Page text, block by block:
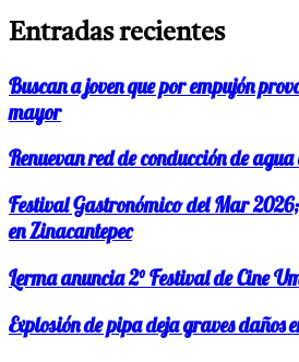
Entradas recientes
Buscan a joven que por empujón
mayor
Renuevan red de conducción de agua
Festival Gastronómico del Mar
en Zinacantepec
Lerma anuncia 2° Festival de Cine
Explosión de pipa deja graves daños